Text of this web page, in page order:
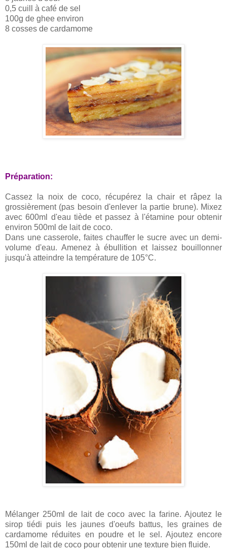
0,5 cuill à café de sel
100g de ghee environ
8 cosses de cardamome
Préparation:
Cassez la noix de coco, récupérez la chair et râpez la
grossièrement (pas besoin d'enlever la partie brune). Mixez
avec 600ml d'eau tiède et passez à l'étamine pour obtenir
environ 500ml de lait de coco.
Dans une casserole, faites chauffer le sucre avec un demi-
volume d'eau. Amenez à ébullition et laissez bouillonner
jusqu'à atteindre la température de 105°C.
Mélanger 250ml de lait de coco avec la farine. Ajoutez le
sirop tiédi puis les jaunes d'oeufs battus, les graines de
cardamome réduites en poudre et le sel. Ajoutez encore
150ml de lait de coco pour obtenir une texture bien fluide.